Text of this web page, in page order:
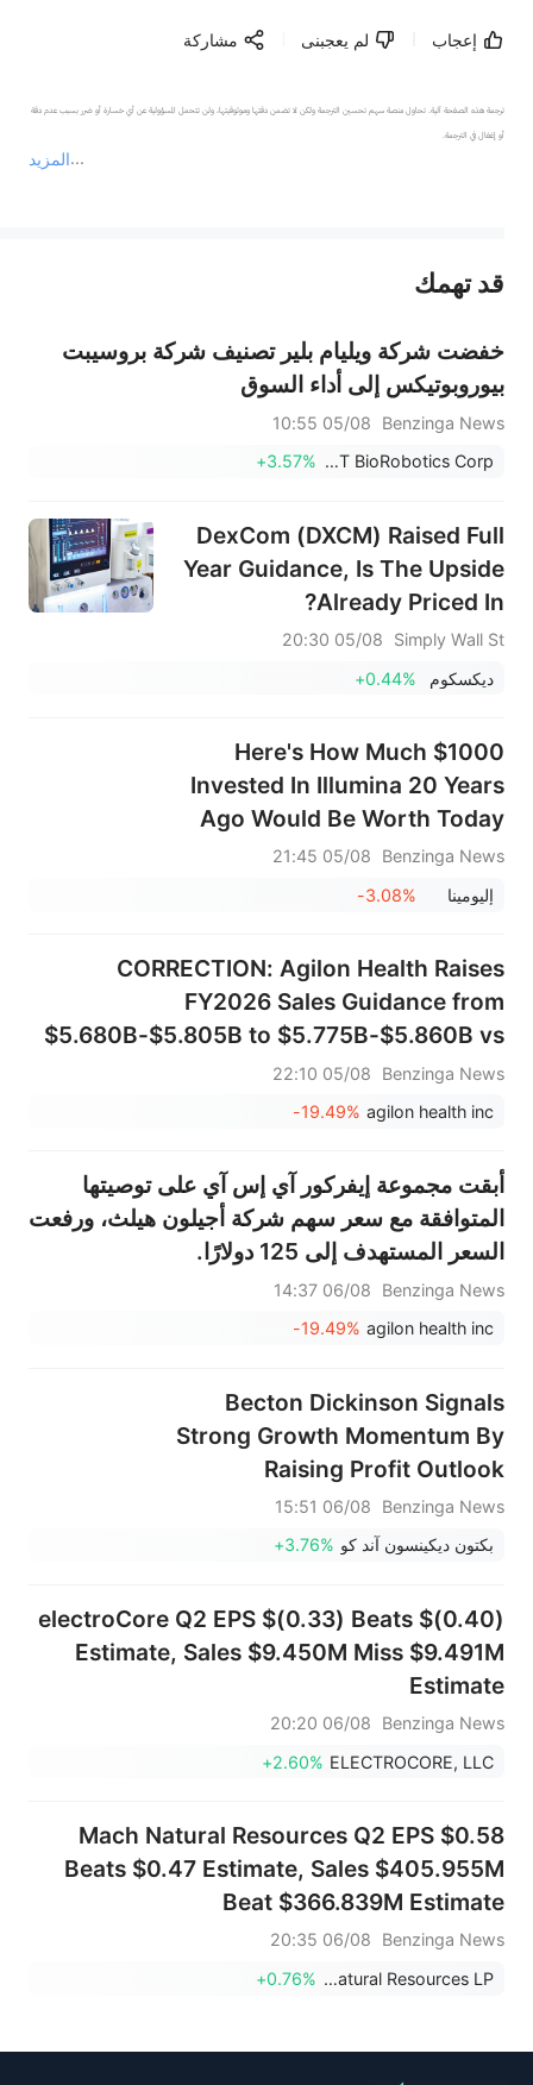
إعجاب لم يعجبنى مشاركة
المزيد
ترجمة هذه الصفحة آلية. تحاول منصة سهم تحسين الترجمة ولكن لا تضمن دقتها وموثوقيتها، ولن تتحمل المسؤولية عن أي خسارة أو ضرر بسبب عدم دقة
أو إغفال في الترجمة.
عند الضرورة، يرجى استشارة مستشار استثمار محترف. لا تقدم منصة سهم أي مشورة استثمارية، ولا تقدم أي التزامات أو ضمانات.
قد تهمك
خفضت شركة ويليام بلير تصنيف شركة بروسيبت
بيوروبوتيكس إلى أداء السوق
Benzinga News
05/08 10:55
PROCEPT BioRobotics Corp.
+3.57%
DexCom (DXCM) Raised Full
Year Guidance, Is The Upside
Already Priced In?
Simply Wall St
05/08 20:30
ديكسكوم
+0.44%
Here's How Much $1000
Invested In Illumina 20 Years
Ago Would Be Worth Today
Benzinga News
05/08 21:45
إليومينا
-3.08%
CORRECTION: Agilon Health Raises
FY2026 Sales Guidance from
$5.680B-$5.805B to $5.775B-$5.860B vs
$5.719B Est
Benzinga News
05/08 22:10
agilon health inc
-19.49%
أبقت مجموعة إيفركور آي إس آي على توصيتها
المتوافقة مع سعر سهم شركة أجيلون هيلث، ورفعت
السعر المستهدف إلى 125 دولارًا.
Benzinga News
06/08 14:37
agilon health inc
-19.49%
Becton Dickinson Signals
Strong Growth Momentum By
Raising Profit Outlook
Benzinga News
06/08 15:51
بكتون ديكينسون آند كو +3.76%
electroCore Q2 EPS $(0.33) Beats $(0.40)
Estimate, Sales $9.450M Miss $9.491M
Estimate
Benzinga News
06/08 20:20
ELECTROCORE, LLC
+2.60%
Mach Natural Resources Q2 EPS $0.58
Beats $0.47 Estimate, Sales $405.955M
Beat $366.839M Estimate
Benzinga News
06/08 20:35
Mach Natural Resources LP
+0.76%